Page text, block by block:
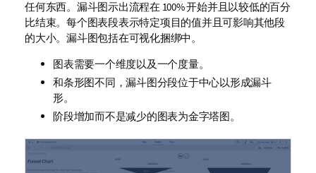
任何东西。漏斗图示出流程在 100% 开始并且以较低的百分
比结束。每个图表段表示特定项目的值并且可影响其他段
的大小。漏斗图包括在可视化捆绑中。
图表需要一个维度以及一个度量。
和条形图不同，漏斗图分段位于中心以形成漏斗
形。
阶段增加而不是减少的图表为金字塔图。